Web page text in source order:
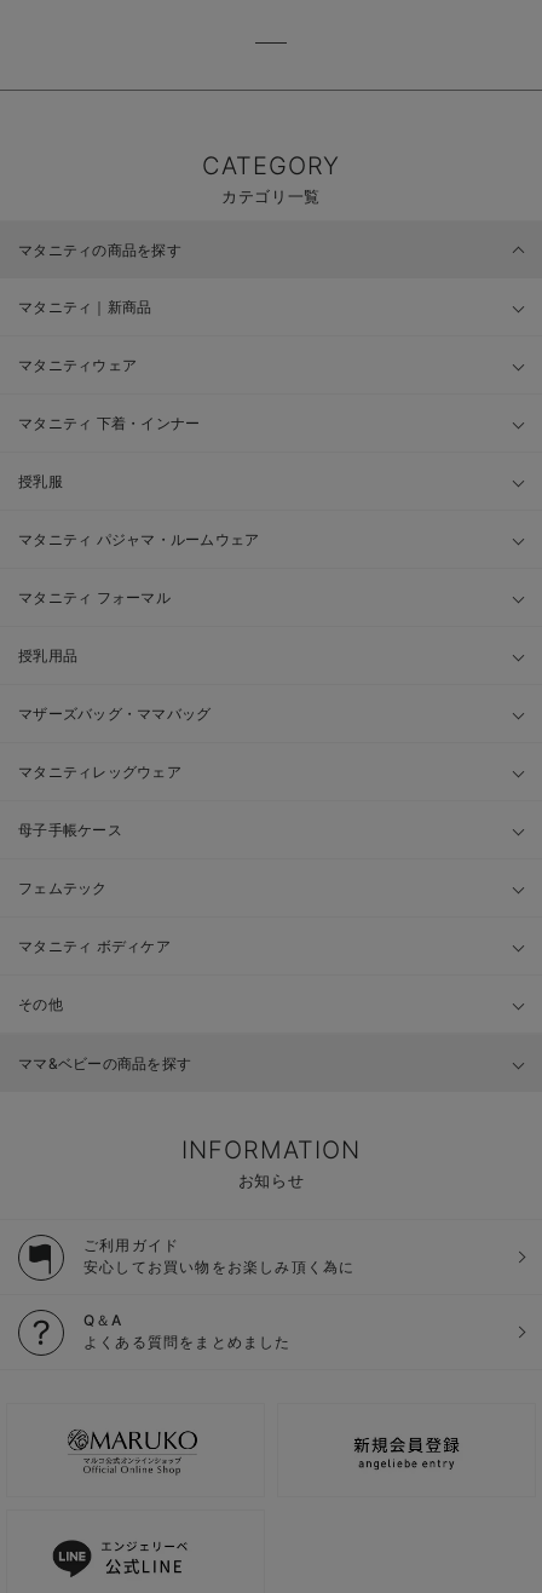
CATEGORY
カテゴリ一覧
マタニティの商品を探す
マタニティ｜新商品
マタニティウェア
マタニティ 下着・インナー
授乳服
マタニティ パジャマ・ルームウェア
マタニティ フォーマル
授乳用品
マザーズバッグ・ママバッグ
マタニティレッグウェア
母子手帳ケース
フェムテック
マタニティ ボディケア
その他
ママ&ベビーの商品を探す
INFORMATION
お知らせ
ご利用ガイド
安心してお買い物をお楽しみ頂く為に
Q＆A
よくある質問をまとめました